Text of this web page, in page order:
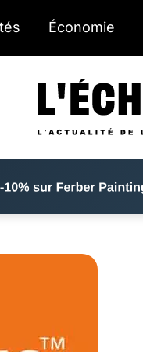
Économie